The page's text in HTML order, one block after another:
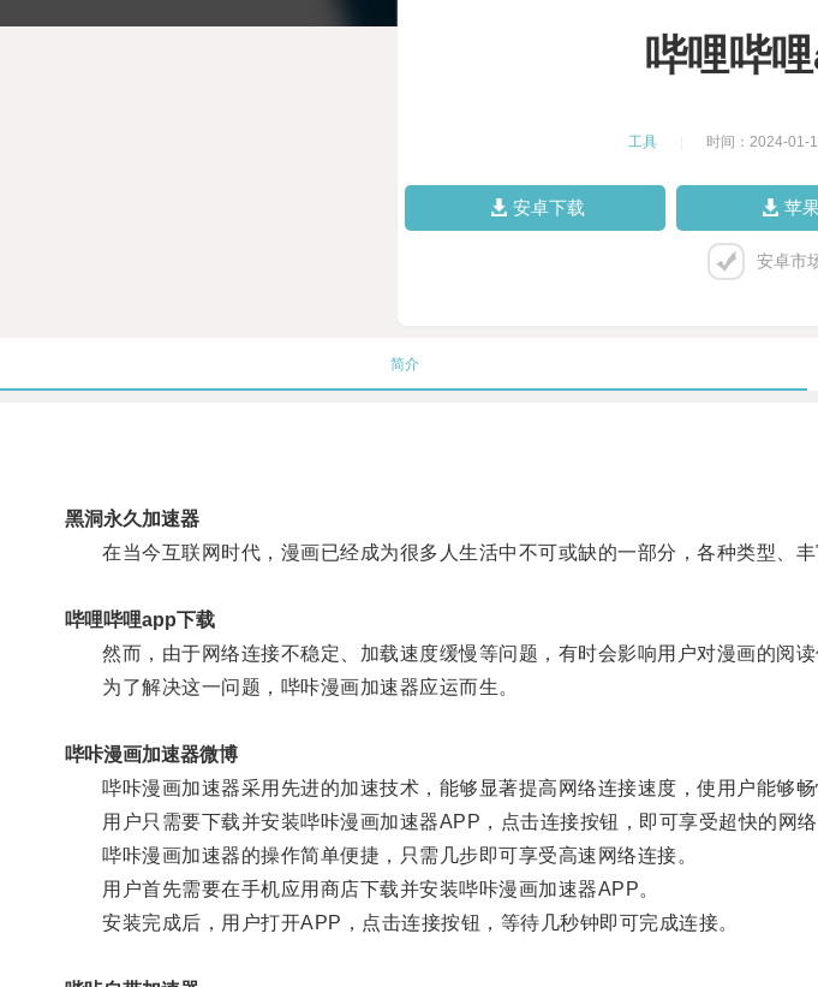
哔哩哔
工具 时间：2024-01-
安卓下载 苹
安卓市
简介
黑洞永久加速器
在当今互联网时代，漫画已经成为很多人生活中不可或缺的一部分，各种类型、丰
哔哩哔哩app下载
然而，由于网络连接不稳定、加载速度缓慢等问题，有时会影响用户对漫画的阅读
为了解决这一问题，哔咔漫画加速器应运而生。
哔咔漫画加速器微博
哔咔漫画加速器采用先进的加速技术，能够显著提高网络连接速度，使用户能够畅
用户只需要下载并安装哔咔漫画加速器APP，点击连接按钮，即可享受超快的网络
哔咔漫画加速器的操作简单便捷，只需几步即可享受高速网络连接。
用户首先需要在手机应用商店下载并安装哔咔漫画加速器APP。
安装完成后，用户打开APP，点击连接按钮，等待几秒钟即可完成连接。